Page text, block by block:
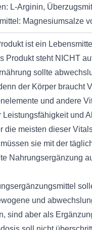
L-Arginin,
Magnesiumsalze
ist ein
Produkt steht NICHT
sollte
der Körper braucht
und andere
Leistungsfähigkeit und
die meisten dieser
sie mit der
Nahrungsergänzung
und
sind aber als